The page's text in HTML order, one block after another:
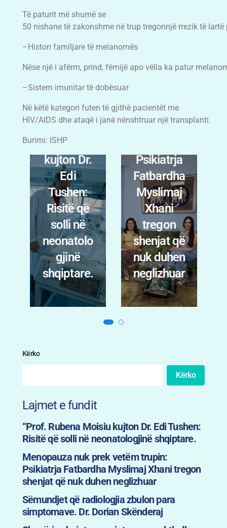
Të paturit më shumë se
50 nishane të zakonshme në trup tregonnjë rrezik të
–Histori familjare të melanomës
Nëse një i afërm, prind, fëmijë apo vëlla ka patur
–Sistem imunitar të dobësuar
Në këtë kategori futen të gjithë pacientët me
HIV/AIDS dhe ataqë i janë nënshtruar një transplanti.
Burimi: ISHP
Menopauz
a nuk prek
vetëm
trupin:
Psikiatrja
Fatbardha
Myslimaj
Xhani
tregon
shenjat që
nuk duhen
neglizhuar
që
radiologjia
zbulon
para
simptoma
ve. Dr.
Dorian
Skënderaj
Kërko
Kërko
Lajmet e fundit
“Prof. Rubena Moisiu kujton Dr. Edi Tushen:
Risitë që solli në neonatologjinë shqiptare.
Menopauza nuk prek vetëm trupin:
Psikiatrja Fatbardha Myslimaj Xhani tregon
shenjat që nuk duhen neglizhuar
Sëmundjet që radiologjia zbulon para
simptomave. Dr. Dorian Skënderaj